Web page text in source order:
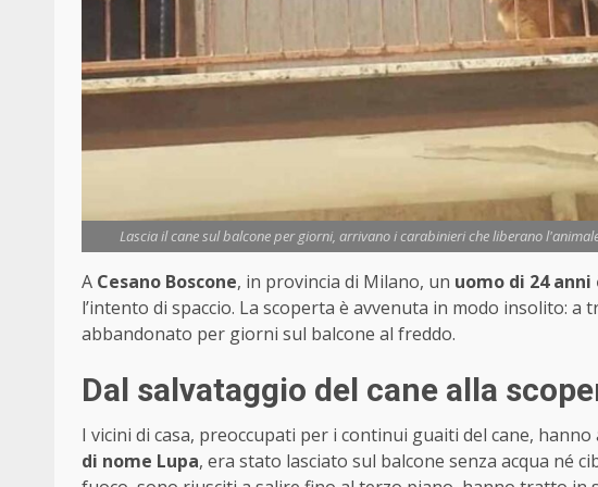
Lascia il cane sul balcone per giorni, arrivano i carabinieri che liberano
A Cesano Boscone, in provincia di Milano, un uomo di 24
l’intento di spaccio. La scoperta è avvenuta in modo insolito: a
abbandonato per giorni sul balcone al freddo.
Dal salvataggio del cane alla
I vicini di casa, preoccupati per i continui guaiti del cane,
di nome Lupa, era stato lasciato sul balcone senza acqua né